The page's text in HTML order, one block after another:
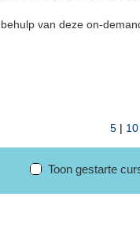
behulp van deze on-
5| 10
Toon gestarte